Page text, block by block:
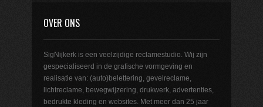
OVER ONS
SigNijkerk is een veelzijdige reclamestudio. Wij zijn
gespecialiseerd in de grafische vormgeving en
realisatie van: (auto)belettering, gevelreclame,
lichtreclame, bewegwijzering, drukwerk, advertenties,
bedrukte kleding en websites. Met meer dan 25 jaar